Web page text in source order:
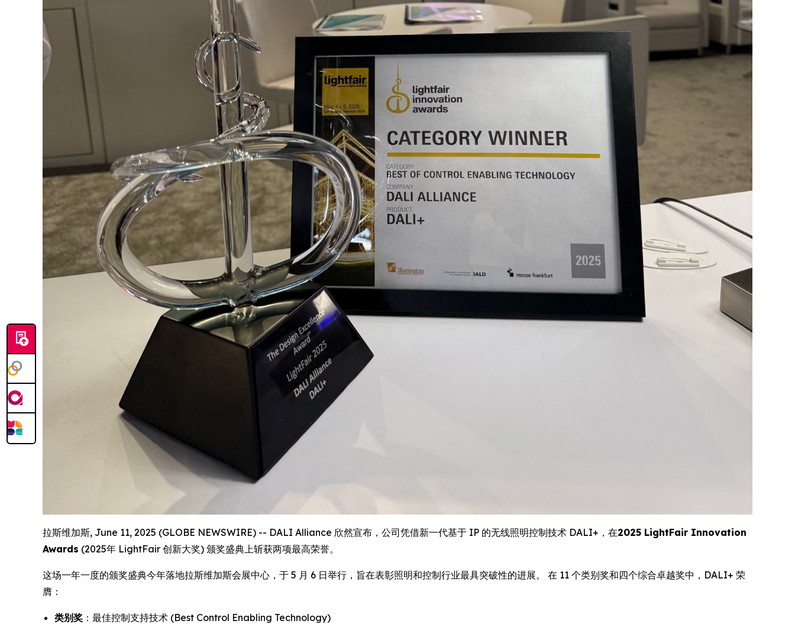
拉斯维加斯, June 11, 2025 (GLOBE NEWSWIRE) -- DALI Alliance 欣然宣布，公司凭借新一代基于 IP 的无线照明控制技术 DALI+，在2025 LightFair Innovation
Awards (2025年 LightFair 创新大奖) 颁奖盛典上斩获两项最高荣誉。
这场一年一度的颁奖盛典今年落地拉斯维加斯会展中心，于 5 月 6 日举行，旨在表彰照明和控制行业最具突破性的进展。 在 11 个类别奖和四个综合卓越奖中，DALI+ 荣
膺：
类别奖 ：最佳控制支持技术 (Best Control Enabling Technology)